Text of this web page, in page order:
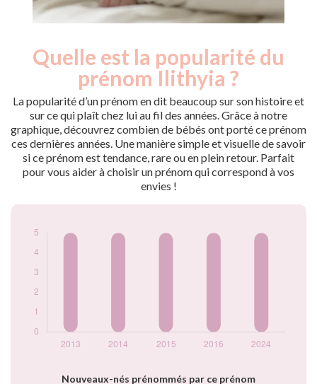
Quelle est la popularité du
prénom Ilithyia ?
La popularité d’un prénom en dit beaucoup sur son histoire et
sur ce qui plaît chez lui au fil des années. Grâce à notre
graphique, découvrez combien de bébés ont porté ce prénom
ces dernières années. Une manière simple et visuelle de savoir
si ce prénom est tendance, rare ou en plein retour. Parfait
pour vous aider à choisir un prénom qui correspond à vos
envies !
Nouveaux-nés prénommés par ce prénom
Popularité du
Année
Nouveaux-
nés
2014
5
2015
5
2016
5
2024
5